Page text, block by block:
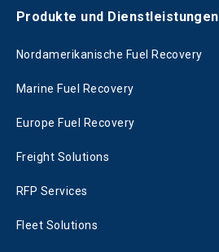
Produkte und Dienstleistungen
Nordamerikanische Fuel Recovery
Marine Fuel Recovery
Europe Fuel Recovery
Freight Solutions
RFP Services
Fleet Solutions